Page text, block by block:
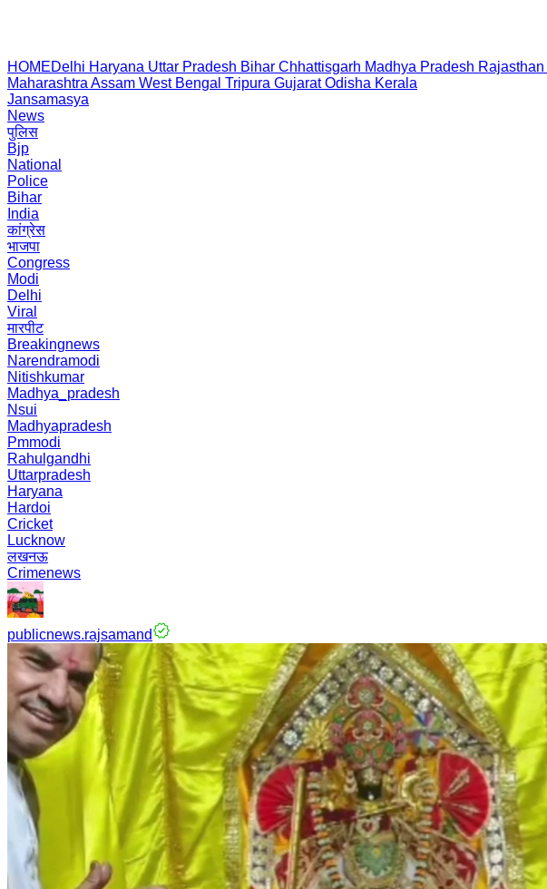
HOMEDelhi Haryana Uttar Pradesh Bihar Chhattisgarh Madhya Pradesh Rajasthan
Maharashtra Assam West Bengal Tripura Gujarat Odisha Kerala
Jansamasya
News
पुलिस
Bjp
National
Police
Bihar
India
कांग्रेस
भाजपा
Congress
Modi
Delhi
Viral
मारपीट
Breakingnews
Narendramodi
Nitishkumar
Madhya_pradesh
Nsui
Madhyapradesh
Pmmodi
Rahulgandhi
Uttarpradesh
Haryana
Hardoi
Cricket
Lucknow
लखनऊ
Crimenews
publicnews.rajsamand